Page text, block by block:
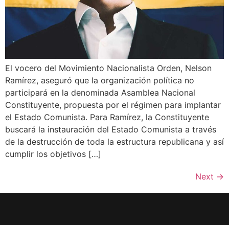
El vocero del Movimiento Nacionalista Orden, Nelson
Ramírez, aseguró que la organización política no
participará en la denominada Asamblea Nacional
Constituyente, propuesta por el régimen para implantar
el Estado Comunista. Para Ramírez, la Constituyente
buscará la instauración del Estado Comunista a través
de la destrucción de toda la estructura republicana y así
cumplir los objetivos […]
Next →